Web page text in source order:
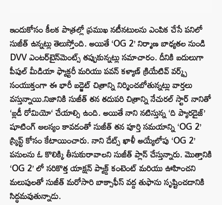
ఇందుకోసం కీలక పాత్రల్లో ప్రముఖ నటీనటులను ఎంపిక చేసే పనిలో
సుజీత్ ఉన్నట్లు తెలుస్తోంది. అయితే‘OG 2’ నిర్మాణ బాధ్యతల నుండి
DVV ఎంటర్‌టైన్‌మెంట్స్ తప్పుకున్నట్లు సమాచారం.దీనికి బదులుగా
పీపుల్ మీడియా ఫ్యాక్టరీ మరియు పవన్ కళ్యాణ్ క్రియేటివ్ వర్క్స్
సంయుక్తంగా ఈ భారీ బడ్జెట్ చిత్రాన్ని నిర్మించబోతున్నట్లు వార్తలు
వస్తున్నాయి.నిజానికి సుజీత్ తన తదుపరి చిత్రాన్ని నేచురల్ స్టార్ నానితో
‘బ్లడీ రోమియో‘చేయాల్సి ఉంది.అయితే నాని నటిస్తున్న ‘ది ప్యారడైజ్’
షూటింగ్ ఆలస్యం కావడంతో సుజీత్ తన పూర్తి సమయాన్ని ‘OG 2’
స్క్రిప్ట్ కోసం కేటాయించారు.నాని డేట్స్ ఖాళీ అయ్యేలోపు ‘OG 2’
పనులను ఓ కొలిక్కి తీసుకురావాలని సుజీత్ ప్లాన్ చేస్తున్నారు. మొత్తానికి
‘OG 2’ లో సరికొత్త యాక్షన్ ప్యాక్డ్ కంటెంట్ మరియు ఊహించని
మలుపులతో సుజీత్ మరోసారి బాక్సాఫీస్ వద్ద తుఫాను సృష్టించడానికి
సిద్ధమవుతున్నాడు.